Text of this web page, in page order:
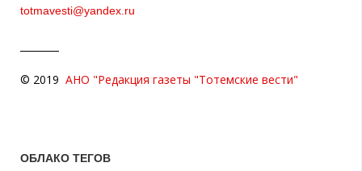
totmavesti@yandex.ru
© 2019 АНО "Редакция газеты "Тотемские вести"
ОБЛАКО ТЕГОВ